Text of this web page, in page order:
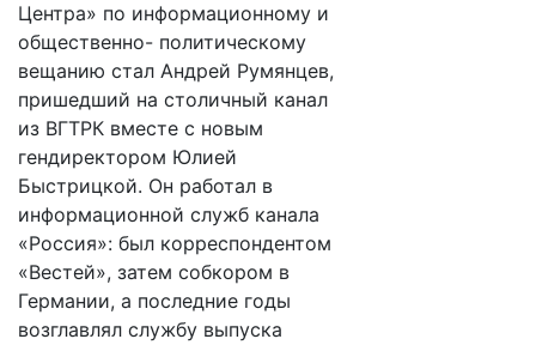
Центра» по информационному и
общественно- политическому
вещанию стал Андрей Румянцев,
пришедший на столичный канал
из ВГТРК вместе с новым
гендиректором Юлией
Быстрицкой. Он работал в
информационной служб канала
«Россия»: был корреспондентом
«Вестей», затем собкором в
Германии, а последние годы
возглавлял службу выпуска